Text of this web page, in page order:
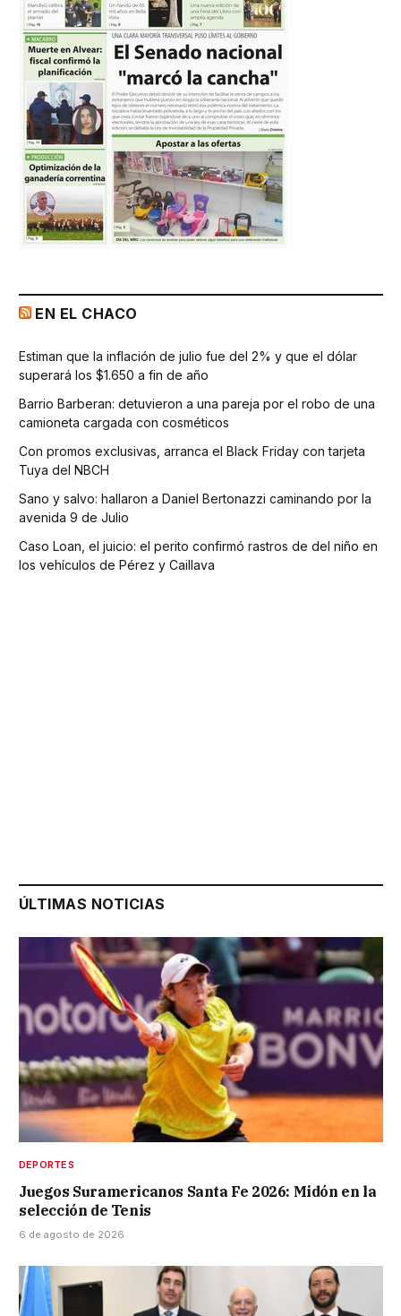
EN EL CHACO
Estiman que la inflación de julio fue del 2% y que el dólar
superará los $1.650 a fin de año
Barrio Barberan: detuvieron a una pareja por el robo de una
camioneta cargada con cosméticos
Con promos exclusivas, arranca el Black Friday con tarjeta
Tuya del NBCH
Sano y salvo: hallaron a Daniel Bertonazzi caminando por la
avenida 9 de Julio
Caso Loan, el juicio: el perito confirmó rastros de del niño en
los vehículos de Pérez y Caillava
ÚLTIMAS NOTICIAS
DEPORTES
Juegos Suramericanos Santa Fe 2026: Midón en la
selección de Tenis
6 de agosto de 2026